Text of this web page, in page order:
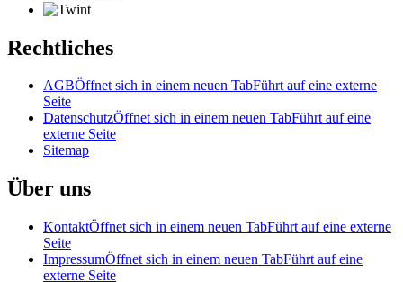
Rechtliches
AGBÖffnet sich in einem neuen TabFührt auf eine externe
Seite
DatenschutzÖffnet sich in einem neuen TabFührt auf eine
externe Seite
Sitemap
Über uns
KontaktÖffnet sich in einem neuen TabFührt auf eine externe
Seite
ImpressumÖffnet sich in einem neuen TabFührt auf eine
externe Seite